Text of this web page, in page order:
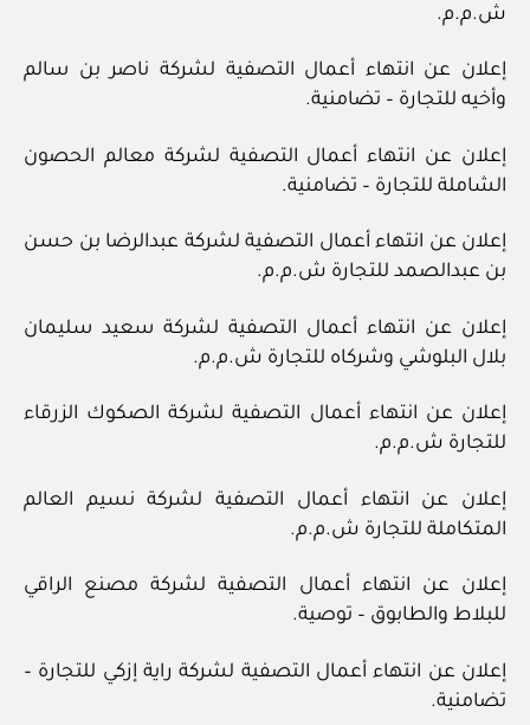
ش.م.م.
إعلان عن انتهاء أعمال التصفية لشركة ناصر بن سالم
وأخيه للتجارة – تضامنية.
إعلان عن انتهاء أعمال التصفية لشركة معالم الحصون
الشاملة للتجارة – تضامنية.
إعلان عن انتهاء أعمال التصفية لشركة عبدالرضا بن حسن
بن عبدالصمد للتجارة ش.م.م.
إعلان عن انتهاء أعمال التصفية لشركة سعيد سليمان
بلال البلوشي وشركاه للتجارة ش.م.م.
إعلان عن انتهاء أعمال التصفية لشركة الصكوك الزرقاء
للتجارة ش.م.م.
إعلان عن انتهاء أعمال التصفية لشركة نسيم العالم
المتكاملة للتجارة ش.م.م.
إعلان عن انتهاء أعمال التصفية لشركة مصنع الراقي
للبلاط والطابوق – توصية.
إعلان عن انتهاء أعمال التصفية لشركة راية إزكي للتجارة –
تضامنية.